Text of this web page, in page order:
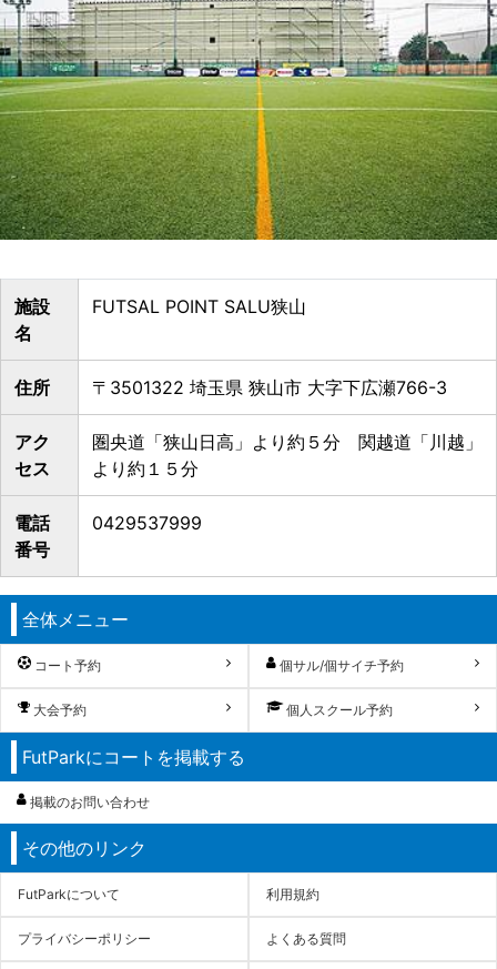
施設
名
FUTSAL POINT SALU狭山
住所 〒3501322 埼玉県 狭山市 大字下広瀬766-3
アク
セス
圏央道「狭山日高」より約５分 関越道「川越」
より約１５分
電話
番号
0429537999
全体メニュー
コート予約 個サル/個サイチ予約
大会予約 個人スクール予約
FutParkにコートを掲載する
掲載のお問い合わせ
その他のリンク
FutParkについて 利用規約
プライバシーポリシー よくある質問